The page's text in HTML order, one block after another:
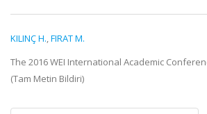
KILINÇ H.,FIRAT M.
The 2016 WEI International Academic
(Tam Metin Bildiri)